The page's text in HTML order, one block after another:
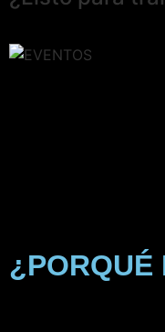
¿PORQUÉ